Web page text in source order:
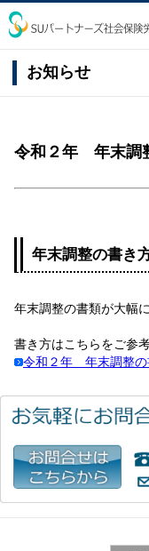
お知らせ
令和２年 年末調
年末調整の書き
年末調整の書類が大幅
書き方はこちらをご参考
令和２年 年末調整の